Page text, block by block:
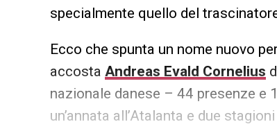
specialmente quello del
Ecco che spunta un nome nuovo
accosta Andreas Evald Cornelius
nazionale danese – 44 presenze e
un’annata all’Atalanta e due